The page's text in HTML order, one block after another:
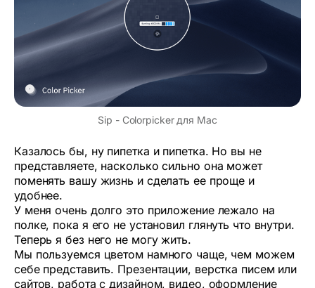
Sip - Colorpicker для Mac
Казалось бы, ну пипетка и пипетка. Но вы не
представляете, насколько сильно она может
поменять вашу жизнь и сделать ее проще и
удобнее.
У меня очень долго это приложение лежало на
полке, пока я его не установил глянуть что внутри.
Теперь я без него не могу жить.
Мы пользуемся цветом намного чаще, чем можем
себе представить. Презентации, верстка писем или
сайтов, работа с дизайном, видео, оформление